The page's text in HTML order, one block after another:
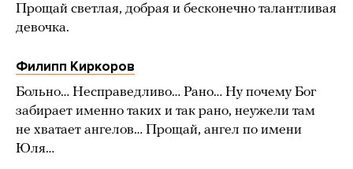
Прощай светлая, добрая и бесконечно талантливая
девочка.
Филипп Киркоров
Больно… Несправедливо… Рано… Ну почему Бог
забирает именно таких и так рано, неужели там
не хватает ангелов… Прощай, ангел по имени
Юля…